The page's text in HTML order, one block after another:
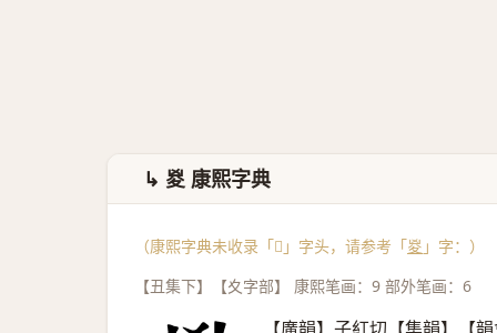
↳ 㚇 康熙字典
（康熙字典未收录「𦡙」字头，请参考「㚇 」字：）
【丑集下】【夊字部】 康熙笔画：9 部外笔画：6